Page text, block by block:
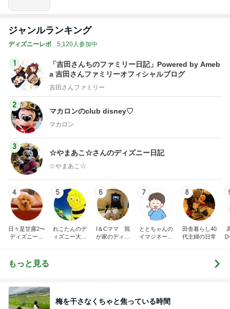
ジャンルランキング
ディズニーレポ 5,120人参加中
1
「吉田さんちのファミリー日記」Powered by Ameb
a 吉田さんファミリーオフィシャルブログ
吉田さんファミリー
2
マカロンのclub disney♡
マカロン
3
☆やまあこ☆さんのディズニー日記
☆やまあこ☆
4
日々是甘露2〜
ディズニー風
5
れこたんのデ
ィズニー大好
6
I＆Cママ 我
が家のディズ
7
ととちゃんの
イマジネーシ
8
田舎暮らし40
代主婦の日常
もっと見る
梅を干さなくちゃと焦っている時間